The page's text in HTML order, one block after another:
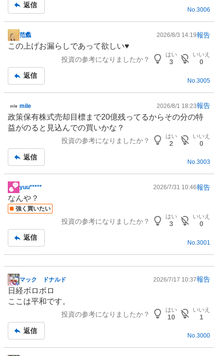
事
返信
No.3006
掲
示
事
范蠡 2026/8/3 14:19報告
この上げお漏らしであって欲しい♥️
投資の参考になりましたか？
はい
3
いいえ
0
返信
No. 3005
掲
示
板
mile 2026/8/1 18:23報告
政策保有株式売却目標まで20億残ってるからその分の特
益がのると見込んでの買いかな？
投資の参考になりましたか？
はい
2
いいえ
0
返信
No.3003
掲
示
板
yuu***** 2026/7/31 10:46報告
なんや？
強く買いたい
投資の参考になりましたか？
はい
3
いいえ
0
返信
No. 3001
掲
示
板
マック ドナルド 2026/7/17 10:37報告
日経ボロボロ
ここは平和です。
投資の参考になりましたか？
はい
10
いいえ
1
返信
No.3000